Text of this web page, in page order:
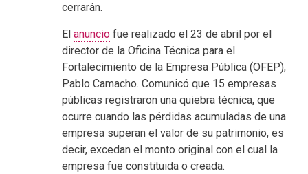
cerrarán.
El anuncio fue realizado el 23 de abril por el
director de la Oficina Técnica para el
Fortalecimiento de la Empresa Pública (OFEP),
Pablo Camacho. Comunicó que 15 empresas
públicas registraron una quiebra técnica, que
ocurre cuando las pérdidas acumuladas de una
empresa superan el valor de su patrimonio, es
decir, excedan el monto original con el cual la
empresa fue constituida o creada.